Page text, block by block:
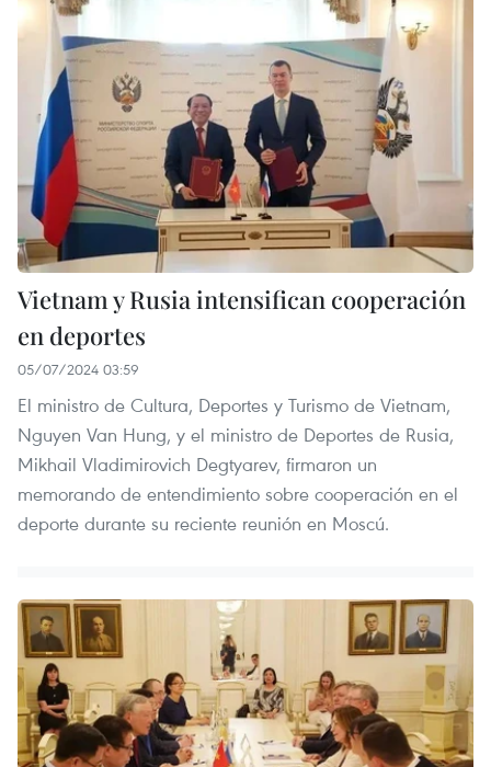
Vietnam y Rusia intensifican cooperación
en deportes
05/07/2024 03:59
El ministro de Cultura, Deportes y Turismo de Vietnam,
Nguyen Van Hung, y el ministro de Deportes de Rusia,
Mikhail Vladimirovich Degtyarev, firmaron un
memorando de entendimiento sobre cooperación en el
deporte durante su reciente reunión en Moscú.